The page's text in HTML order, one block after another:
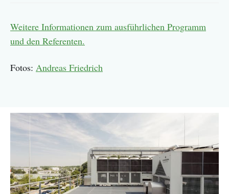
Weitere Informationen zum ausführlichen Programm
und den Referenten.
Fotos: Andreas Friedrich